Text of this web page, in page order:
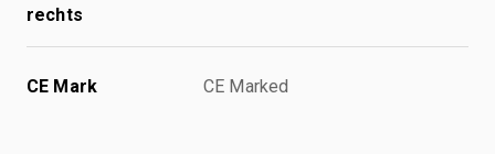
rechts
CE Mark CE Marked